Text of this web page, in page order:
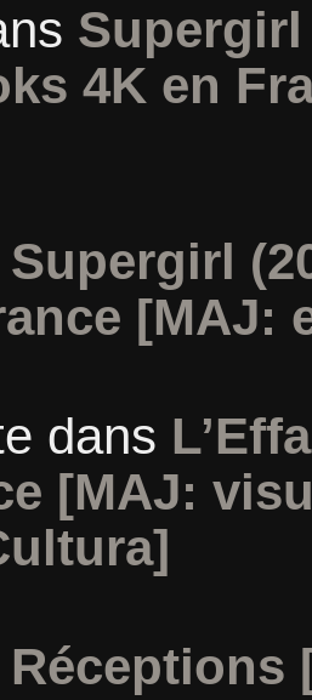
4K en
Supergirl
[MAJ:
dans
[MAJ:
Réceptions